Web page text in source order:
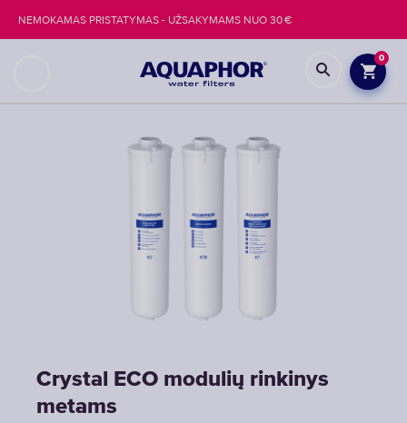
0
NEMOKAMAS PRISTATYMAS - UŽSAKYMAMS NUO 30 €
Crystal ECO modulių rinkinys
metams